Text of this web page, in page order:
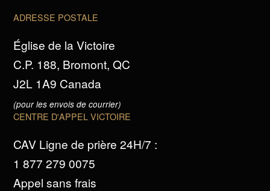
ADRESSE POSTALE
Église de la Victoire
C.P. 188, Bromont, QC
J2L 1A9 Canada
(pour les envois de courrier)
CENTRE D'APPEL VICTOIRE
CAV Ligne de prière 24H/7 :
1 877 279 0075
Appel sans frais